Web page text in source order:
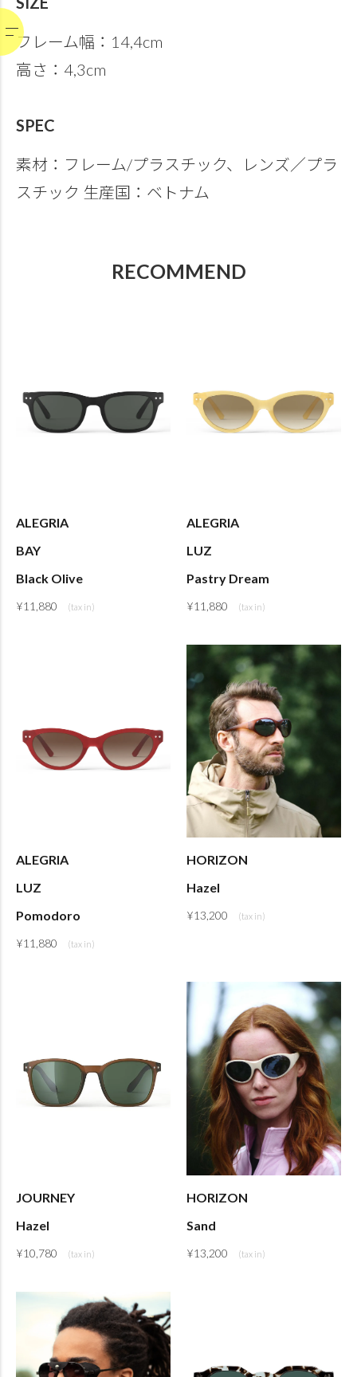
フレーム幅：14,4cm
高さ：4,3cm
SPEC
素材：フレーム/プラスチック、レンズ／プラ
スチック 生産国：ベトナム
RECOMMEND
ALEGRIA
BAY
Black Olive
¥11,880
ALEGRIA
LUZ
Pastry Dream
¥11,880
ALEGRIA
LUZ
Pomodoro
¥11,880
HORIZON
Hazel
¥13,200
JOURNEY
Hazel
¥10,780
HORIZON
Sand
¥13,200